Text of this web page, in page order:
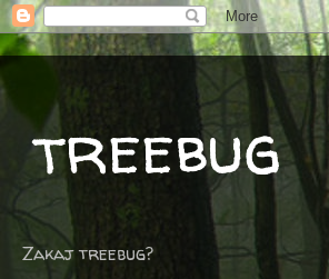
treebug
Zakaj treebug?